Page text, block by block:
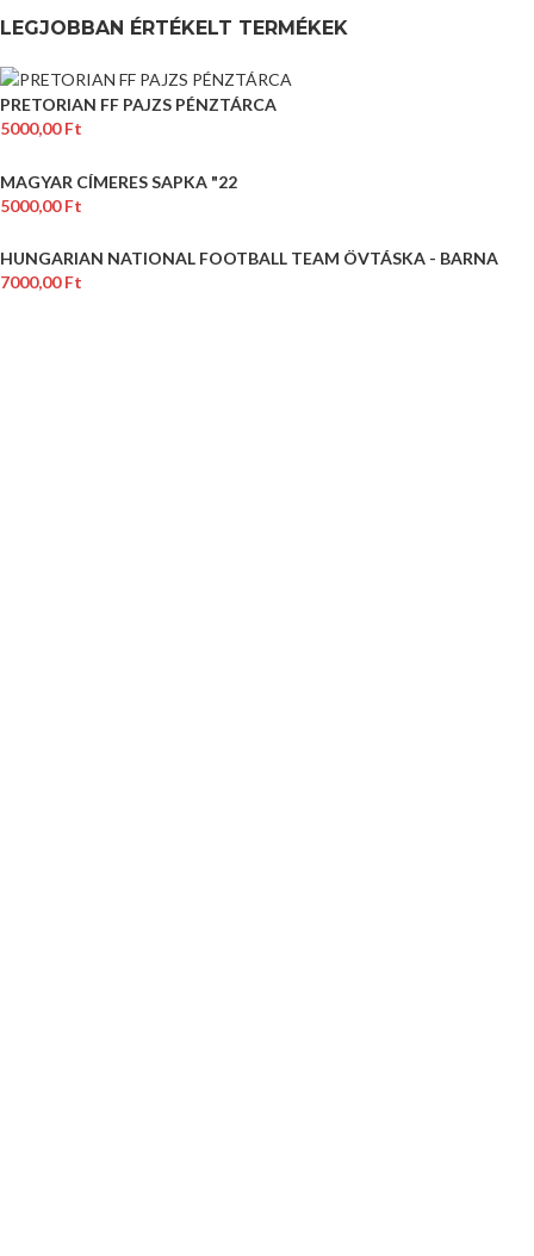
LEGJOBBAN ÉRTÉKELT TERMÉKEK
PRETORIAN FF PAJZS PÉNZTÁRCA
5000,00Ft
MAGYAR CÍMERES SAPKA "22
5000,00Ft
HUNGARIAN NATIONAL FOOTBALL TEAM ÖVTÁSKA - BARNA
7000,00Ft